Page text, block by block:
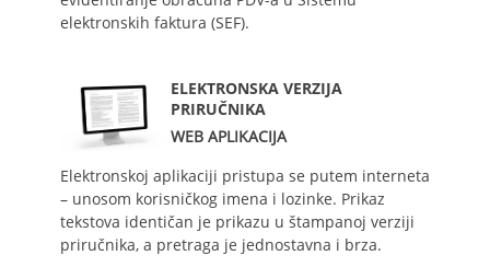
elektronskih faktura (SEF).
ELEKTRONSKA VERZIJA
PRIRUČNIKA
WEB APLIKACIJA
Elektronskoj aplikaciji pristupa se putem interneta
– unosom korisničkog imena i lozinke. Prikaz
tekstova identičan je prikazu u štampanoj verziji
priručnika, a pretraga je jednostavna i brza.